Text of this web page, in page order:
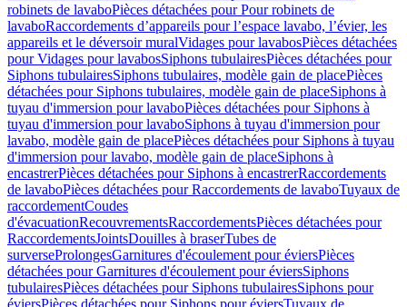
robinets de lavaboPièces détachées pour Pour robinets de
lavaboRaccordements d’appareils pour l’espace lavabo, l’évier, les
appareils et le déversoir muralVidages pour lavabosPièces détachées
pour Vidages pour lavabosSiphons tubulairesPièces détachées pour
Siphons tubulairesSiphons tubulaires, modèle gain de placePièces
détachées pour Siphons tubulaires, modèle gain de placeSiphons à
tuyau d'immersion pour lavaboPièces détachées pour Siphons à
tuyau d'immersion pour lavaboSiphons à tuyau d'immersion pour
lavabo, modèle gain de placePièces détachées pour Siphons à tuyau
d'immersion pour lavabo, modèle gain de placeSiphons à
encastrerPièces détachées pour Siphons à encastrerRaccordements
de lavaboPièces détachées pour Raccordements de lavaboTuyaux de
raccordementCoudes
d'évacuationRecouvrementsRaccordementsPièces détachées pour
RaccordementsJointsDouilles à braserTubes de
surverseProlongesGarnitures d'écoulement pour éviersPièces
détachées pour Garnitures d'écoulement pour éviersSiphons
tubulairesPièces détachées pour Siphons tubulairesSiphons pour
éviersPièces détachées pour Siphons pour éviersTuyaux de